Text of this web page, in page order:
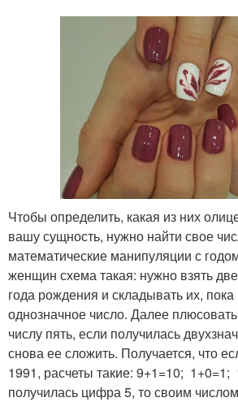
Чтобы определить, какая из них
вашу сущность, нужно найти свое
математические манипуляции с
женщин схема такая: нужно взять
года рождения и складывать их, пока
однозначное число. Далее
числу пять, если получилась
снова ее сложить. Получается, что
1991, расчеты такие: 9+1=10; 1+0=1;
получилась цифра 5, то своим